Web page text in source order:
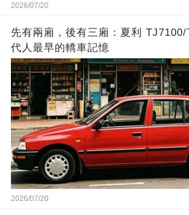
2026/07/20
先有兩廂，後有三廂：夏利
代人最早的轎車記憶
2026/07/20